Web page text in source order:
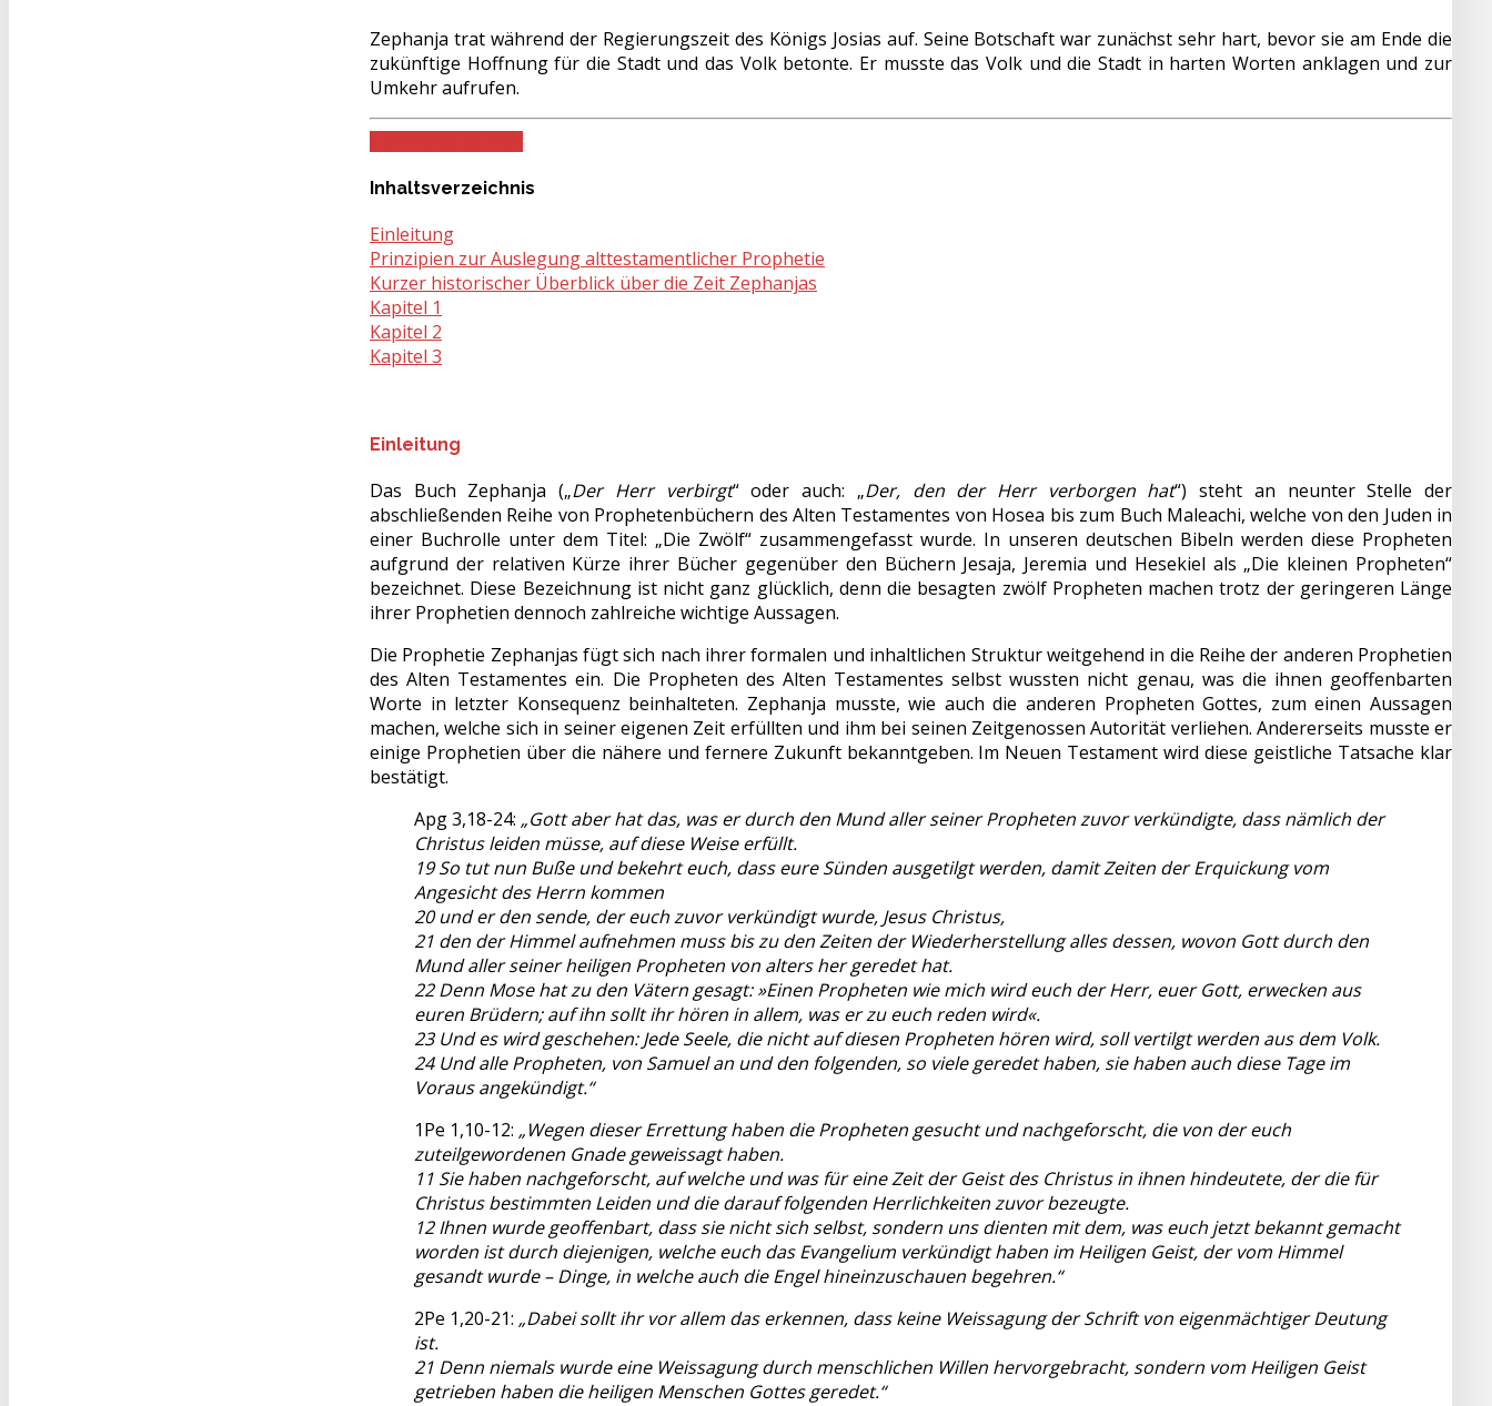
Zephanja trat während der Regierungszeit des Königs Josias auf. Seine Botschaft war zunächst sehr hart, bevor sie am Ende die
zukünftige Hoffnung für die Stadt und das Volk betonte. Er musste das Volk und die Stadt in harten Worten anklagen und zur
Umkehr aufrufen.
Inhaltsverzeichnis
Einleitung
Prinzipien zur Auslegung alttestamentlicher Prophetie
Kurzer historischer Überblick über die Zeit Zephanjas
Kapitel 1
Kapitel 2
Kapitel 3
Einleitung
Das Buch Zephanja („Der Herr verbirgt“ oder auch: „Der, den der Herr verborgen hat“) steht an neunter Stelle der
abschließenden Reihe von Prophetenbüchern des Alten Testamentes von Hosea bis zum Buch Maleachi, welche von den Juden in
einer Buchrolle unter dem Titel: „Die Zwölf“ zusammengefasst wurde. In unseren deutschen Bibeln werden diese Propheten
aufgrund der relativen Kürze ihrer Bücher gegenüber den Büchern Jesaja, Jeremia und Hesekiel als „Die kleinen Propheten“
bezeichnet. Diese Bezeichnung ist nicht ganz glücklich, denn die besagten zwölf Propheten machen trotz der geringeren Länge
ihrer Prophetien dennoch zahlreiche wichtige Aussagen.
Die Prophetie Zephanjas fügt sich nach ihrer formalen und inhaltlichen Struktur weitgehend in die Reihe der anderen Prophetien
des Alten Testamentes ein. Die Propheten des Alten Testamentes selbst wussten nicht genau, was die ihnen geoffenbarten
Worte in letzter Konsequenz beinhalteten. Zephanja musste, wie auch die anderen Propheten Gottes, zum einen Aussagen
machen, welche sich in seiner eigenen Zeit erfüllten und ihm bei seinen Zeitgenossen Autorität verliehen. Andererseits musste er
einige Prophetien über die nähere und fernere Zukunft bekanntgeben. Im Neuen Testament wird diese geistliche Tatsache klar
bestätigt.
Apg 3,18-24: „Gott aber hat das, was er durch den Mund aller seiner Propheten zuvor verkündigte, dass nämlich der
Christus leiden müsse, auf diese Weise erfüllt.
19 So tut nun Buße und bekehrt euch, dass eure Sünden ausgetilgt werden, damit Zeiten der Erquickung vom
Angesicht des Herrn kommen
20 und er den sende, der euch zuvor verkündigt wurde, Jesus Christus,
21 den der Himmel aufnehmen muss bis zu den Zeiten der Wiederherstellung alles dessen, wovon Gott durch den
Mund aller seiner heiligen Propheten von alters her geredet hat.
22 Denn Mose hat zu den Vätern gesagt: »Einen Propheten wie mich wird euch der Herr, euer Gott, erwecken aus
euren Brüdern; auf ihn sollt ihr hören in allem, was er zu euch reden wird«.
23 Und es wird geschehen: Jede Seele, die nicht auf diesen Propheten hören wird, soll vertilgt werden aus dem Volk.
24 Und alle Propheten, von Samuel an und den folgenden, so viele geredet haben, sie haben auch diese Tage im
Voraus angekündigt.“
1Pe 1,10-12: „Wegen dieser Errettung haben die Propheten gesucht und nachgeforscht, die von der euch
zuteilgewordenen Gnade geweissagt haben.
11 Sie haben nachgeforscht, auf welche und was für eine Zeit der Geist des Christus in ihnen hindeutete, der die für
Christus bestimmten Leiden und die darauf folgenden Herrlichkeiten zuvor bezeugte.
12 Ihnen wurde geoffenbart, dass sie nicht sich selbst, sondern uns dienten mit dem, was euch jetzt bekannt gemacht
worden ist durch diejenigen, welche euch das Evangelium verkündigt haben im Heiligen Geist, der vom Himmel
gesandt wurde – Dinge, in welche auch die Engel hineinzuschauen begehren.“
2Pe 1,20-21: „Dabei sollt ihr vor allem das erkennen, dass keine Weissagung der Schrift von eigenmächtiger Deutung
ist.
21 Denn niemals wurde eine Weissagung durch menschlichen Willen hervorgebracht, sondern vom Heiligen Geist
getrieben haben die heiligen Menschen Gottes geredet.“